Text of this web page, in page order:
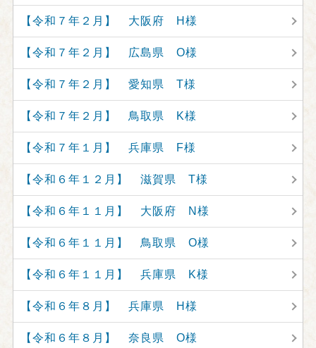
【令和７年２月】 大阪府 H様
【令和７年２月】 広島県 O様
【令和７年２月】 愛知県 T様
【令和７年２月】 鳥取県 K様
【令和７年１月】 兵庫県 F様
【令和６年１２月】 滋賀県 T様
【令和６年１１月】 大阪府 N様
【令和６年１１月】 鳥取県 O様
【令和６年１１月】 兵庫県 K様
【令和６年８月】 兵庫県 H様
【令和６年８月】 奈良県 O様